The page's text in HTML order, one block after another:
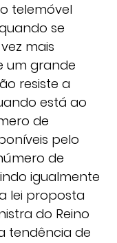
telemóvel
se
mais
um grande
resiste a
está ao
de
pelo
de
igualmente
lei proposta
do Reino
tendência de